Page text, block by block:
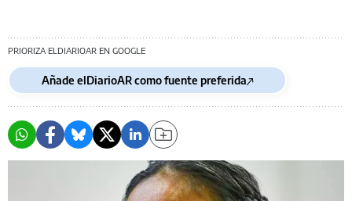
PRIORIZA ELDIARIOAR EN GOOGLE
Añade elDiarioAR como fuente preferida